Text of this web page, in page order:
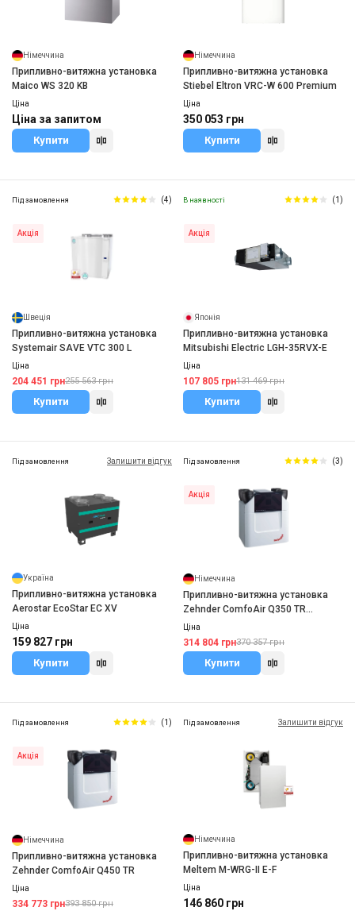
Німеччина
Припливно-витяжна установка
Maico WS 320 KB
Ціна
Ціна за запитом
Купити
Німеччина
Припливно-витяжна установка
Stiebel Eltron VRC-W 600 Premium
Ціна
350 053 грн
Купити
Під замовлення (4)
Акція
Швеція
Припливно-витяжна установка
Systemair SAVE VTC 300 L
Ціна
204 451 грн255 563 грн
Купити
В наявності (1)
Акція
Японія
Припливно-витяжна установка
Mitsubishi Electric LGH-35RVX-E
Ціна
107 805 грн131 469 грн
Купити
Під замовлення Залишити відгук
Україна
Припливно-витяжна установка
Aerostar EcoStar EC XV
Ціна
159 827 грн
Купити
Під замовлення (3)
Акція
Німеччина
Припливно-витяжна установка
Zehnder ComfoAir Q350 TR
enthalpy
Ціна
314 804 грн370 357 грн
Купити
Під замовлення (1)
Акція
Німеччина
Припливно-витяжна установка
Zehnder ComfoAir Q450 TR
Ціна
334 773 грн393 850 грн
Під замовлення Залишити відгук
Німеччина
Припливно-витяжна установка
Meltem M-WRG-II E-F
Ціна
146 860 грн